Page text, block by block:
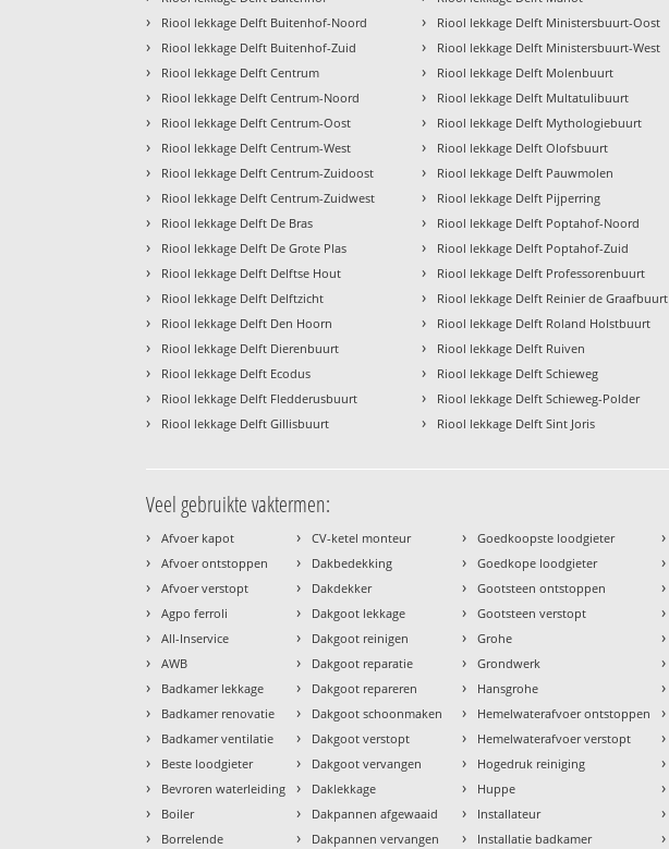
› Riool lekkage Delft Buitenhof-Noord
› Riool lekkage Delft Buitenhof-Zuid
› Riool lekkage Delft Centrum
› Riool lekkage Delft Centrum-Noord
› Riool lekkage Delft Centrum-Oost
› Riool lekkage Delft Centrum-West
› Riool lekkage Delft Centrum-Zuidoost
› Riool lekkage Delft Centrum-Zuidwest
› Riool lekkage Delft De Bras
› Riool lekkage Delft De Grote Plas
› Riool lekkage Delft Delftse Hout
› Riool lekkage Delft Delftzicht
› Riool lekkage Delft Den Hoorn
› Riool lekkage Delft Dierenbuurt
› Riool lekkage Delft Ecodus
› Riool lekkage Delft Fledderusbuurt
› Riool lekkage Delft Gillisbuurt
› Riool lekkage Delft Ministersbuurt-Oost
› Riool lekkage Delft Ministersbuurt-West
› Riool lekkage Delft Molenbuurt
› Riool lekkage Delft Multatulibuurt
› Riool lekkage Delft Mythologiebuurt
› Riool lekkage Delft Olofsbuurt
› Riool lekkage Delft Pauwmolen
› Riool lekkage Delft Pijperring
› Riool lekkage Delft Poptahof-Noord
› Riool lekkage Delft Poptahof-Zuid
› Riool lekkage Delft Professorenbuurt
› Riool lekkage Delft Reinier de Graafbuurt
› Riool lekkage Delft Roland Holstbuurt
› Riool lekkage Delft Ruiven
› Riool lekkage Delft Schieweg
› Riool lekkage Delft Schieweg-Polder
› Riool lekkage Delft Sint Joris
Veel gebruikte vaktermen:
› Afvoer kapot
› Afvoer ontstoppen
› Afvoer verstopt
› Agpo ferroli
› All-Inservice
› AWB
› Badkamer lekkage
› Badkamer renovatie
› Badkamer ventilatie
› Beste loodgieter
› Bevroren waterleiding
› Boiler
› Borrelende
› CV-ketel monteur
› Dakbedekking
› Dakdekker
› Dakgoot lekkage
› Dakgoot reinigen
› Dakgoot reparatie
› Dakgoot repareren
› Dakgoot schoonmaken
› Dakgoot verstopt
› Dakgoot vervangen
› Daklekkage
› Dakpannen afgewaaid
› Dakpannen vervangen
› Goedkoopste loodgieter
› Goedkope loodgieter
› Gootsteen ontstoppen
› Gootsteen verstopt
› Grohe
› Grondwerk
› Hansgrohe
› Hemelwaterafvoer ontstoppen
› Hemelwaterafvoer verstopt
› Hogedruk reiniging
› Huppe
› Installateur
› Installatie badkamer
›
›
›
›
›
›
›
›
›
›
›
›
›